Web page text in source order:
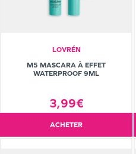
LOVRÉN
M5 MASCARA À EFFET
WATERPROOF 9ML
3,99€
ACHETER